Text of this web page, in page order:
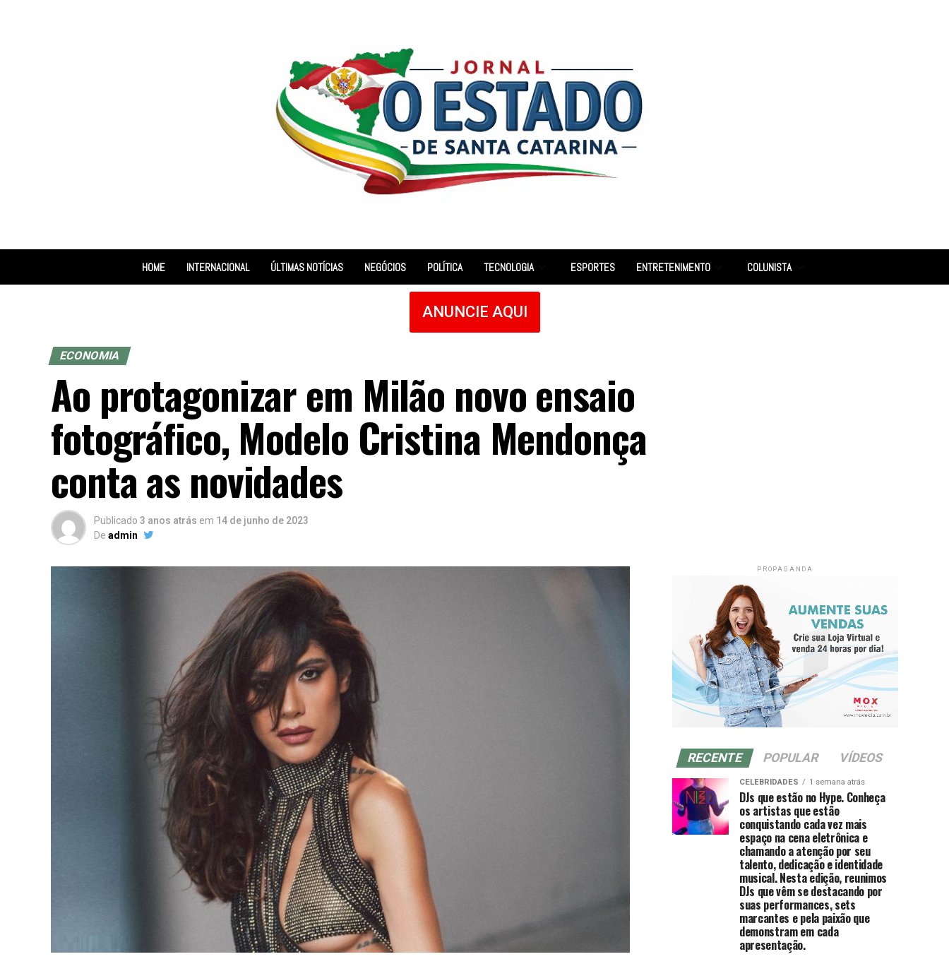
HOME INTERNACIONAL ÚLTIMAS NOTÍCIAS NEGÓCIOS POLÍTICA TECNOLOGIA ESPORTES ENTRETENIMENTO COLUNISTA
ANUNCIE AQUI
ECONOMIA
Ao protagonizar em Milão novo ensaio
fotográfico, Modelo Cristina Mendonça
conta as novidades
Publicado 3 anos atrás em 14 de junho de 2023
De admin
PROPAGANDA
RECENTE POPULAR VÍDEOS
CELEBRIDADES 1 semana atrás
DJs que estão no Hype. Conheça
os artistas que estão
conquistando cada vez mais
espaço na cena eletrônica e
chamando a atenção por seu
talento, dedicação e identidade
musical. Nesta edição, reunimos
DJs que vêm se destacando por
suas performances, sets
marcantes e pela paixão que
demonstram em cada
apresentação.